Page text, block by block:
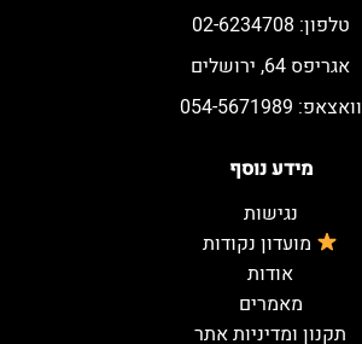
מידע נוסף
נגישות
מועדון נקודות
אודות
מאמרים
תקנון ומדיניות אתר
טלפון: 02-6234708
אגריפס 64, ירושלים
וואצאפ: 054-5671989